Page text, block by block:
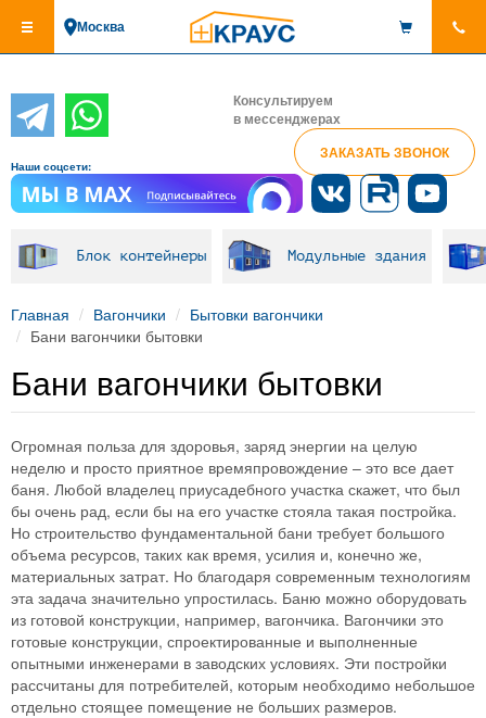
основному
Москва
Консультируем
в мессенджерах
ЗАКАЗАТЬ ЗВОНОК
Наши соцсети:
Блок контейнеры Модульные здания
Главная Вагончики
Бытовки вагончики
Бани вагончики бытовки
Бани вагончики бытовки
Огромная польза для здоровья, заряд энергии на целую
неделю и просто приятное времяпровождение – это все дает
баня. Любой владелец приусадебного участка скажет, что был
бы очень рад, если бы на его участке стояла такая постройка.
Но строительство фундаментальной бани требует большого
объема ресурсов, таких как время, усилия и, конечно же,
материальных затрат. Но благодаря современным технологиям
эта задача значительно упростилась. Баню можно оборудовать
из готовой конструкции, например, вагончика. Вагончики это
готовые конструкции, спроектированные и выполненные
опытными инженерами в заводских условиях. Эти постройки
рассчитаны для потребителей, которым необходимо небольшое
отдельно стоящее помещение не больших размеров.